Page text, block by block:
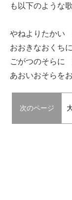
も以下のような
やねよりたかい
おおきなおくち
ごがつのそらに
あおいおそらを
次のページ